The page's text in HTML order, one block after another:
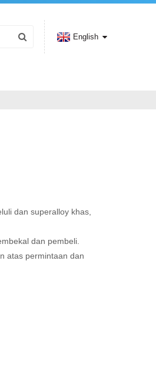
English
dan superalloy khas,
dan pembeli.
atas permintaan dan